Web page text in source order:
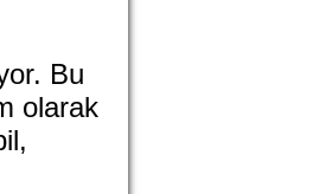
Bu
olarak